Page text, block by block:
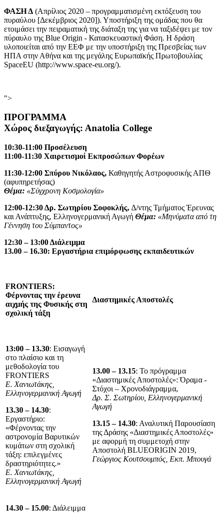
ΦΑΣΗ Δ (Απρίλιος 2020 – προγραμματισμένη εκτόξευση του
πυραύλου [Δεκέμβριος 2020]). Υποστήριξη της ομάδας που θα
ετοιμάσει την πειραματική της διάταξη της για να ταξιδέψει με τον
πύραυλο της Blue Origin - Κατασκευαστική Φάση. Η δράση
υλοποιείται από την ΕΕΦ με την υποστήριξη της Πρεσβείας των
ΗΠΑ στην Αθήνα και της μεγάλης Ευρωπαϊκής Πρωτοβουλίας
SpaceEU (http://www.space-eu.org/).
">
ΠΡΟΓΡΑΜΜΑ
Χώρος διεξαγωγής: Αnatolia College
10:30-11:00 Προσέλευση
11:00-11:30 Χαιρετισμοί Εκπροσώπων Φορέων
11:30-12:00 Σπύρου Νικόλαος, Καθηγητής Αστροφυσικής ΑΠΘ
(αφυπηρετήσας)
Θέμα: «Σύγχρονη Κοσμολογία»
12:00-12:30 Δρ. Σωτηρίου Σοφοκλής, Δ/ντης Τμήματος Έρευνας
και Ανάπτυξης, Ελληνογερμανική Αγωγή Θέμα: «Μηνύματα από τη
Γέννηση του Σύμπαντος»
12:30 – 13:00 Διάλειμμα
13.00 – 16.30: Εργαστήρια επιμόρφωσης εκπαιδευτικών
FRONTIERS:
Φέρνοντας την έρευνα
αιχμής της Φυσικής στη
σχολική τάξη
Διαστημικές Αποστολές
13:00 – 13.30: Εισαγωγή
στο πλαίσιο και τη
μεθοδολογία του
FRONTIERS
E. Χανιωτάκης,
Ελληνογερμανική Αγωγή
13.30 – 14.30:
Εργαστήριο:
«Φέρνοντας την
αστρονομία Βαρυτικών
κυμάτων στη σχολική
τάξη: επιλεγμένες
δραστηριότητες.»
Ε. Χανιωτάκης,
Ελληνογερμανική Αγωγή
13.00 – 13.15: Το πρόγραμμα
«Διαστημικές Αποστολές»: Όραμα -
Στόχοι – Χρονοδιάγραμμα,
Δρ. Σ. Σωτηρίου, Ελληνογερμανική
Αγωγή
13.15 – 14.30: Αναλυτική Παρουσίαση
της Δράσης «Διαστημικές Αποστολές»
με αφορμή τη συμμετοχή στην
Αποστολή BLUEORIGIN 2019,
Γεώργιος Κουτσουμπός, Εκπ. Μπουγά
14.30 – 15.00: Διάλειμμα